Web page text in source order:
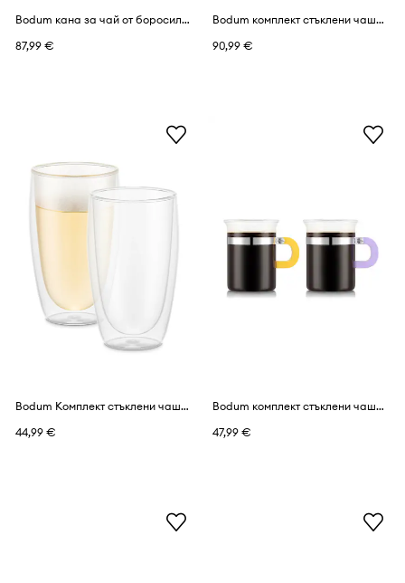
Bodum кана за чай от боросиликатно стъкло 7,5 x 13,5 x 18,11 cm
87,99 €
Bodum комплект стъклени чаши от боросиликатно стъкло 0,27 l
90,99 €
Bodum Комплект стъклени чаши от боросиликатно стъкло 0,45 l
44,99 €
Bodum комплект стъклени чаши от боросиликатно стъкло MoMA Chambord 0,3 l
47,99 €